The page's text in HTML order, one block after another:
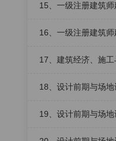
15、一级注册建筑
16、一级注册建筑
17、建筑经济、施
18、设计前期与场
19、设计前期与场